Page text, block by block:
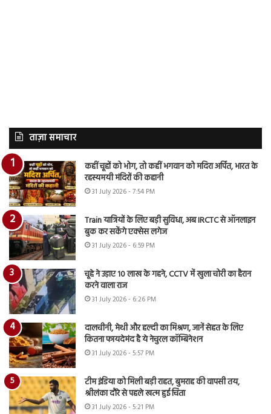
ताज़ा समाचार
कहीं चूहों को भोग, तो कहीं भगवान को मदिरा अर्पित, भारत के
रहस्यमयी मंदिरों की कहानी
31 July 2026 - 7:54 PM
Train यात्रियों के लिए बड़ी सुविधा, अब IRCTC से ऑनलाइन
बुक कर सकेंगे एक्सेस लगेज
31 July 2026 - 6:59 PM
चूहे ने उड़ाए 10 लाख के गहने, CCTV में खुला चोरी का हैरान
करने वाला राज
31 July 2026 - 6:26 PM
दालचीनी, मेथी और हल्दी का मिश्रण, जानें सेहत के लिए
कितना फायदेमंद है ये नेचुरल कॉम्बिनेशन
31 July 2026 - 5:57 PM
टीम इंडिया को मिली बड़ी राहत, बुमराह की वापसी तय,
श्रीलंका दौरे से पहले खत्म हुई चिंता
31 July 2026 - 5:21 PM